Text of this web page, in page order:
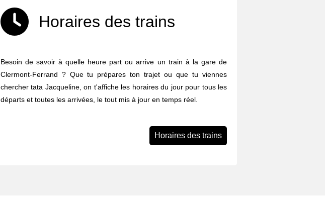
Horaires des trains
Besoin de savoir à quelle heure part ou arrive un train à la gare de
Clermont-Ferrand ? Que tu prépares ton trajet ou que tu viennes
chercher tata Jacqueline, on t'affiche les horaires du jour pour tous les
départs et toutes les arrivées, le tout mis à jour en temps réel.
Horaires des trains